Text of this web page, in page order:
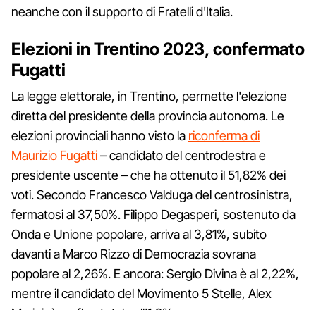
neanche con il supporto di Fratelli d'Italia.
Elezioni in Trentino 2023, confermato
Fugatti
La legge elettorale, in Trentino, permette l'elezione
diretta del presidente della provincia autonoma. Le
elezioni provinciali hanno visto la riconferma di
Maurizio Fugatti– candidato del centrodestra e
presidente uscente – che ha ottenuto il 51,82% dei
voti. Secondo Francesco Valduga del centrosinistra,
fermatosi al 37,50%. Filippo Degasperi, sostenuto da
Onda e Unione popolare, arriva al 3,81%, subito
davanti a Marco Rizzo di Democrazia sovrana
popolare al 2,26%. E ancora: Sergio Divina è al 2,22%,
mentre il candidato del Movimento 5 Stelle, Alex